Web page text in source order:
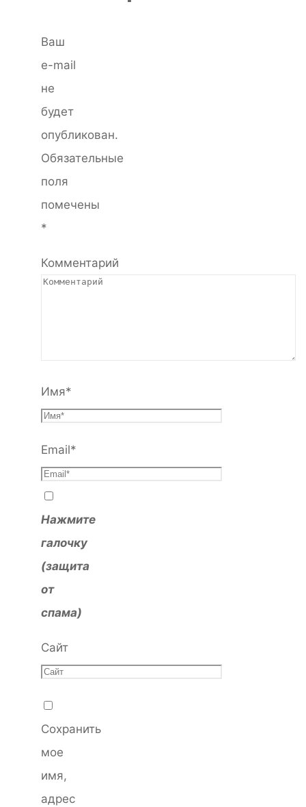
Ваш
e-mail
не
будет
опубликован.
Обязательные
поля
помечены
*
Комментарий
Имя*
Email*
Нажмите
галочку
(защита
от
спама)
Сайт
Сохранить
мое
имя,
адрес